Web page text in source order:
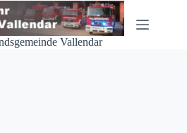
Vallendar